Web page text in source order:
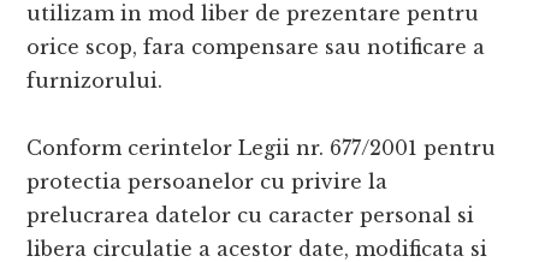
utilizam in mod liber de prezentare pentru
orice scop, fara compensare sau notificare a
furnizorului.
Conform cerintelor Legii nr. 677/2001 pentru
protectia persoanelor cu privire la
prelucrarea datelor cu caracter personal si
libera circulatie a acestor date, modificata si